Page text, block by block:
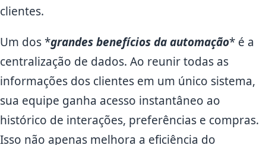
clientes.
Um dos *grandes benefícios da automação* é a
centralização de dados. Ao reunir todas as
informações dos clientes em um único sistema,
sua equipe ganha acesso instantâneo ao
histórico de interações, preferências e compras.
Isso não apenas melhora a eficiência do